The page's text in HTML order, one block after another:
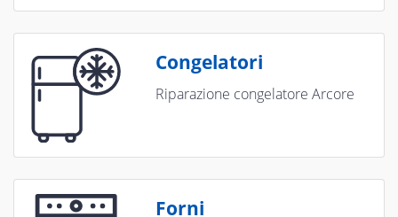
Congelatori
Riparazione congelatore Arcore
Forni